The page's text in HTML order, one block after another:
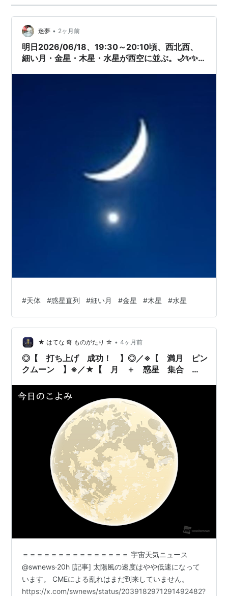
迷夢 • 2ヶ月前
明日2026/06/18、19:30～20:10頃、西北西、
細い月・金星・木星・水星が西空に並ぶ。🌙✨✨✨
#天体 #惑星直列 #細い月 #金星 #木星 #水星
★ はてな 奇 ものがたり ☆ • 4ヶ月前
◎【 打ち上げ 成功！ 】◎／※【 満月 ピン
クムーン 】※／★【 月 ＋ 惑星 集合
＝＝＝＝＝＝＝＝＝＝＝＝＝＝＝ 宇宙天気ニュース
@swnews·20h [記事] 太陽風の速度はやや低速になって
います。 CMEによる乱れはまだ到来していません。
https://x.com/swnews/status/2039182971291492482?